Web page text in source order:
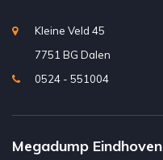
Kleine Veld 45
7751 BG Dalen
0524 - 551004
Megadump Eindhoven